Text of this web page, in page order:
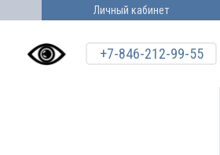
Личный кабинет
+7-846-212-99-55